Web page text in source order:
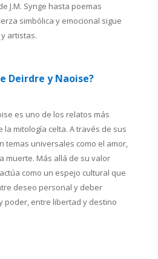
J.M. Synge hasta poemas
simbólica y emocional sigue
artistas.
Deirdre y Naoise?
es uno de los relatos más
la mitología celta. A través de sus
temas universales como el amor,
muerte. Más allá de su valor
como un espejo cultural que
deseo personal y deber
poder, entre libertad y destino